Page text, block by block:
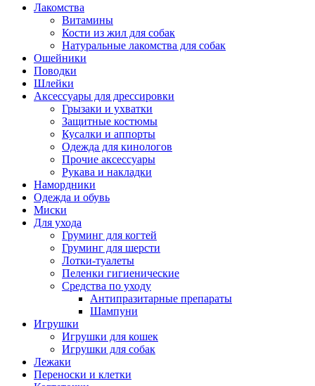
Лакомства
Витамины
Кости из жил для собак
Натуральные лакомства для собак
Ошейники
Поводки
Шлейки
Аксессуары для дрессировки
Грызаки и ухватки
Защитные костюмы
Кусалки и аппорты
Одежда для кинологов
Прочие аксессуары
Рукава и накладки
Намордники
Одежда и обувь
Миски
Для ухода
Груминг для когтей
Груминг для шерсти
Лотки-туалеты
Пеленки гигиенические
Средства по уходу
Антипразитарные препараты
Шампуни
Игрушки
Игрушки для кошек
Игрушки для собак
Лежаки
Переноски и клетки